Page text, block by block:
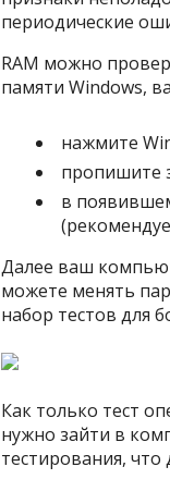
периодические
RAM можно
памяти Windows,
нажмите
пропишите
в
Далее ваш
можете менять
набор тестов для
Как только тест
нужно зайти в
тестирования, что